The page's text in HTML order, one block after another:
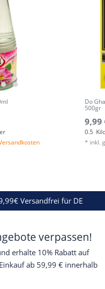
Do
500gr
9,99
0.5
* inkl.
Versandfrei für DE
verpassen!
erhalte 10% Rabatt auf
ab 59,99 € innerhalb